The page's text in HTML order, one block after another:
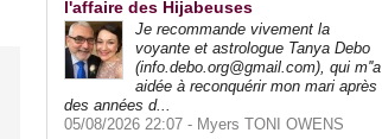
l'affaire des Hijabeuses
Je recommande vivement la
voyante et astrologue Tanya Debo
(info.debo.org@gmail.com), qui m''a
aidée à reconquérir mon mari après
des années d...
05/08/2026 22:07 - Myers TONI OWENS